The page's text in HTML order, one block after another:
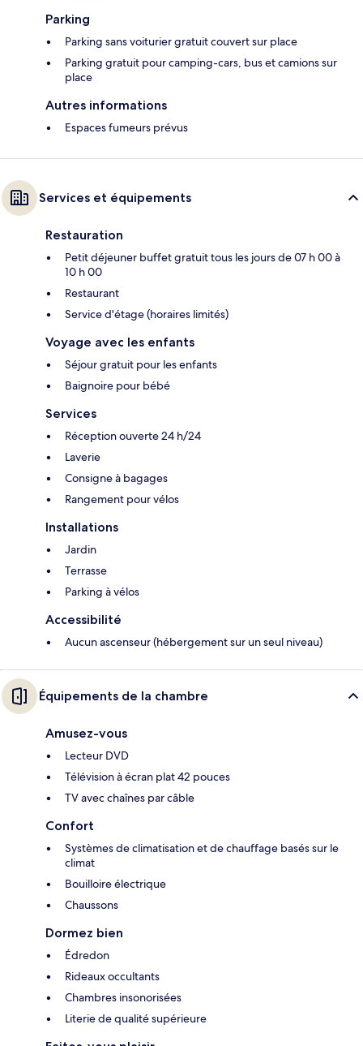
Parking
Parking sans voiturier gratuit couvert sur place
Parking gratuit pour camping-cars, bus et camions sur
place
Autres informations
Espaces fumeurs prévus
Services et équipements
Restauration
Petit déjeuner buffet gratuit tous les jours de 07 h 00 à
10 h 00
Restaurant
Service d'étage (horaires limités)
Voyage avec les enfants
Séjour gratuit pour les enfants
Baignoire pour bébé
Services
Réception ouverte 24 h/24
Laverie
Consigne à bagages
Rangement pour vélos
Installations
Jardin
Terrasse
Parking à vélos
Accessibilité
Aucun ascenseur (hébergement sur un seul niveau)
Équipements de la chambre
Amusez-vous
Lecteur DVD
Télévision à écran plat 42 pouces
TV avec chaînes par câble
Confort
Systèmes de climatisation et de chauffage basés sur le
climat
Bouilloire électrique
Chaussons
Dormez bien
Édredon
Rideaux occultants
Chambres insonorisées
Literie de qualité supérieure